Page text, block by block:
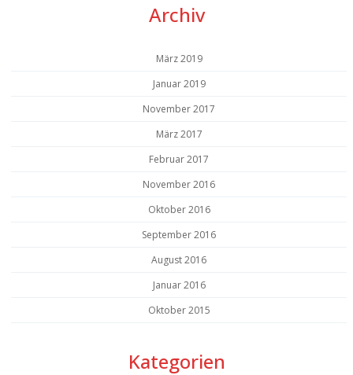
Archiv
März 2019
Januar 2019
November 2017
März 2017
Februar 2017
November 2016
Oktober 2016
September 2016
August 2016
Januar 2016
Oktober 2015
Kategorien